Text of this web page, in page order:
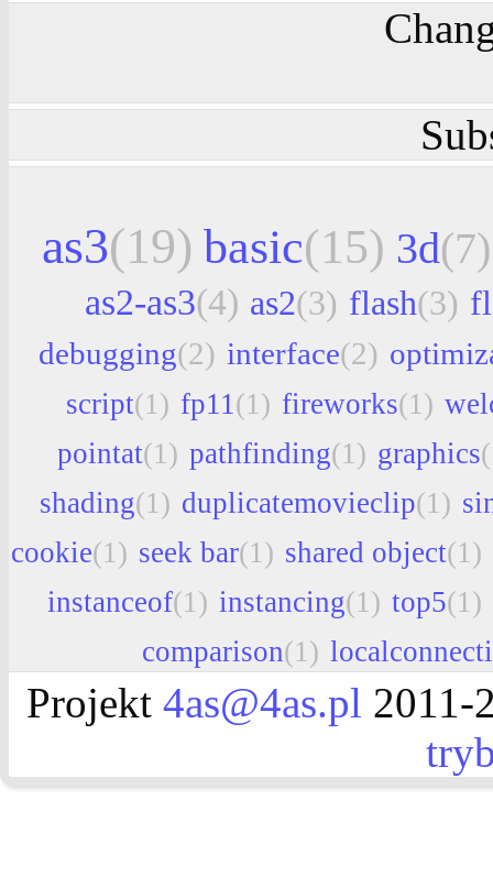
as3(19) basic(15) 3d(7)
as2-as3(4) as2(3) flash(3)
debugging(2) interface(2)
script(1) fp11(1) fireworks(1)
pointat(1) pathfinding(1) graphics
shading(1) duplicatemovieclip(1)
cookie(1) seek bar(1) shared object(1)
instanceof(1) instancing(1) top5(1)
comparison(1)
Projekt 4as@4as.pl 2011-